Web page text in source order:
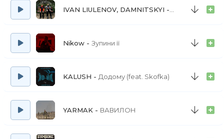
IVAN LIULENOV, DAMNITSKYI ШОВКОВИЦЯ
Nikow Зупини її
KALUSH Додому (feat. Skofka)
YARMAK ВАВИЛОН